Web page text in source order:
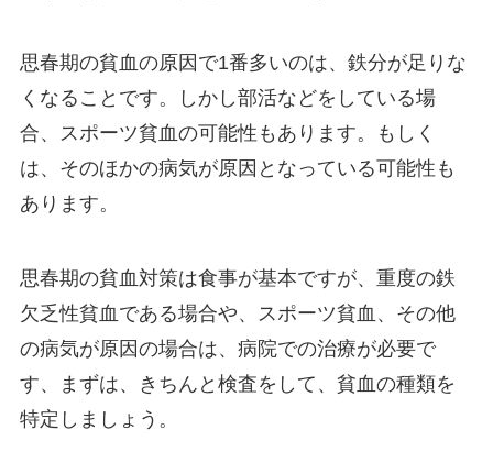
思春期の貧血の原因で1番多いのは、鉄分が足りな
くなることです。しかし部活などをしている場
合、スポーツ貧血の可能性もあります。もしく
は、そのほかの病気が原因となっている可能性も
あります。
思春期の貧血対策は食事が基本ですが、重度の鉄
欠乏性貧血である場合や、スポーツ貧血、その他
の病気が原因の場合は、病院での治療が必要で
す、まずは、きちんと検査をして、貧血の種類を
特定しましょう。